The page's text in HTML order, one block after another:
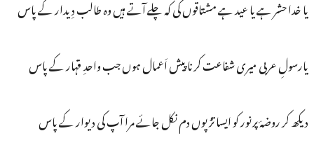
یا خدا حشر ہے یا عید ہے مشتاقوں کی کہ چلے آتے ہیں وہ طالب دِیدار کے پاس
یارسولِ عربی میری شفاعت کرنا پیش اَعمال ہوں جب واحدِ قہار کے پاس
دیکھ کر روضۂ پرنور کو ایسا تڑپوں دم نکل جائے مرا آپ کی دیوار کے پاس